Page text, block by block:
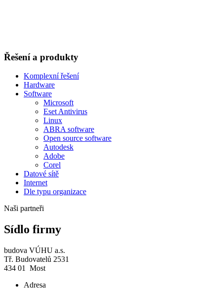
Řešení a produkty
Komplexní řešení
Hardware
Software
Microsoft
Eset Antivirus
Linux
ABRA software
Open source software
Autodesk
Adobe
Corel
Datové sítě
Internet
Dle typu organizace
Naši partneři
Sídlo firmy
budova VÚHU a.s.
Tř. Budovatelů 2531
434 01 Most
Adresa